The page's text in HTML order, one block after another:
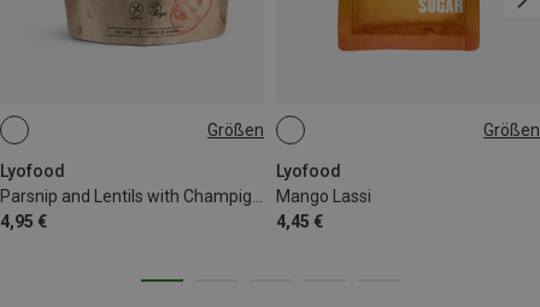
Größen
Lyofood
4,95 €
58G Größen
Lyofood
Mango Lassi
4,45 €
50G